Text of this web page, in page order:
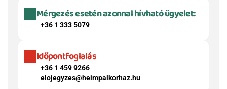
Mérgezés esetén azonnal hívható ügyelet:
+36 1 333 5079
Időpontfoglalás
+36 1 459 9266
elojegyzes@heimpalkorhaz.hu